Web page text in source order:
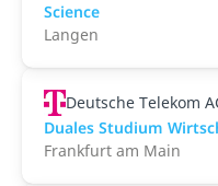
Science
Langen
Deutsche Telekom
Duales Studium
Frankfurt am Main